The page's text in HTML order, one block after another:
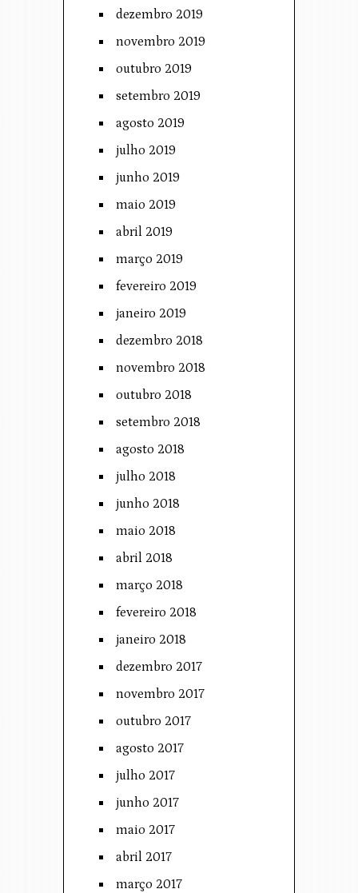
dezembro 2019
novembro 2019
outubro 2019
setembro 2019
agosto 2019
julho 2019
junho 2019
maio 2019
abril 2019
março 2019
fevereiro 2019
janeiro 2019
dezembro 2018
novembro 2018
outubro 2018
setembro 2018
agosto 2018
julho 2018
junho 2018
maio 2018
abril 2018
março 2018
fevereiro 2018
janeiro 2018
dezembro 2017
novembro 2017
outubro 2017
agosto 2017
julho 2017
junho 2017
maio 2017
abril 2017
março 2017